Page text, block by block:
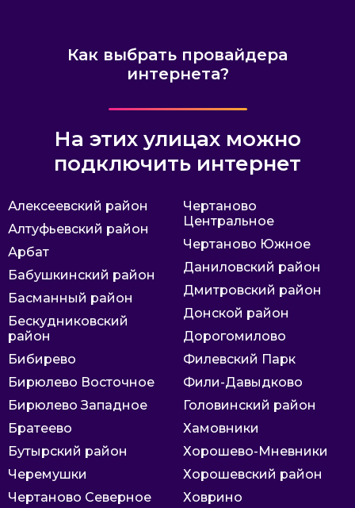
Как выбрать провайдера
интернета?
На этих улицах можно
подключить интернет
Алексеевский район
Алтуфьевский район
Арбат
Бабушкинский район
Басманный район
Бескудниковский
район
Бибирево
Бирюлево Восточное
Бирюлево Западное
Братеево
Бутырский район
Черемушки
Чертаново Северное
Чертаново
Центральное
Чертаново Южное
Даниловский район
Дмитровский район
Донской район
Дорогомилово
Филевский Парк
Фили-Давыдково
Головинский район
Хамовники
Хорошево-Мневники
Хорошевский район
Ховрино